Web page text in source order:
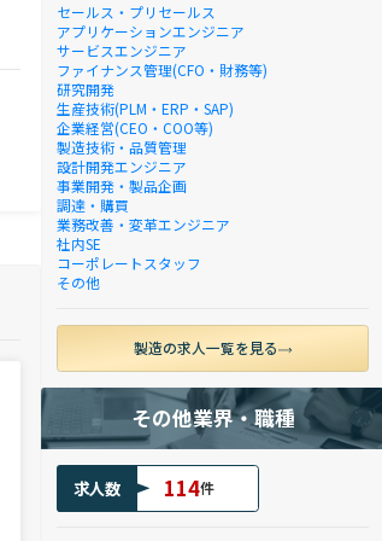
セールス・プリセールス
アプリケーションエンジニア
サービスエンジニア
ファイナンス管理(CFO・財務等)
研究開発
生産技術(PLM・ERP・SAP)
企業経営(CEO・COO等)
製造技術・品質管理
設計開発エンジニア
事業開発・製品企画
調達・購買
業務改善・変革エンジニア
社内SE
コーポレートスタッフ
その他
製造の求人一覧を見る
その他業界・職種
求人数 114件